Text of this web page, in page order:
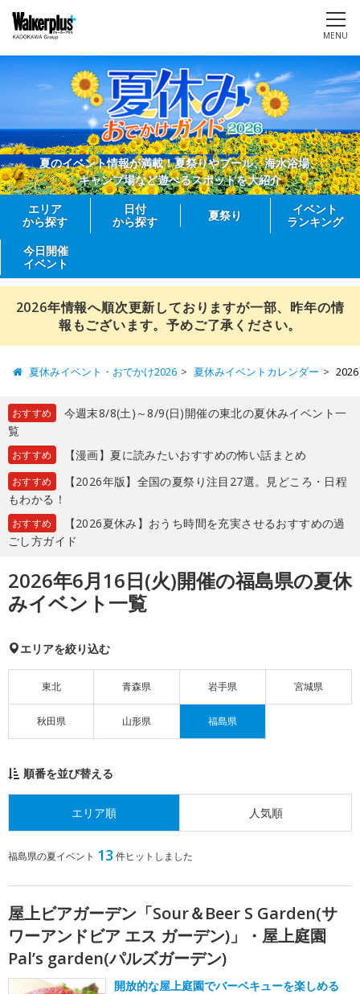
MENU
夏のイベント情報が満載！夏祭りやプール、海水浴場、
キャンプ場など遊べるスポットを大紹介
エリア
から探す
日付
から探す
夏祭り
イベント
ランキング
今日開催
イベント
2026年情報へ順次更新しておりますが一部、昨年の情
報もございます。予めご了承ください。
夏休みイベント・おでかけ2026 夏休みイベントカレンダー
おすすめ
今週末8/8(土)～8/9(日)開催の東北の夏休みイベント一
覧
おすすめ 【漫画】夏に読みたいおすすめの怖い話まとめ
おすすめ
【2026年版】全国の夏祭り注目27選。見どころ・日程
もわかる！
おすすめ
【2026夏休み】おうち時間を充実させるおすすめの過
ごし方ガイド
2026年6月16日(火)開催の福島県の夏休
みイベント一覧
エリアを絞り込む
東北 青森県 岩手県 宮城県
秋田県 山形県 福島県
順番を並び替える
エリア順 人気順
福島県の夏イベント 13 件ヒットしました
屋上ビアガーデン「Sour＆Beer S Garden(サ
ワーアンドビア エス ガーデン)」・屋上庭園
Pal’s garden(パルズガーデン)
開放的な屋上庭園でバーベキューを楽しめる